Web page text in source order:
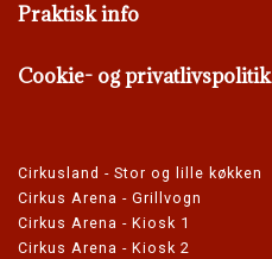
Praktisk info
Cookie- og privatlivspolitik
Cirkusland - Stor og lille køkken
Cirkus Arena - Grillvogn
Cirkus Arena - Kiosk 1
Cirkus Arena - Kiosk 2